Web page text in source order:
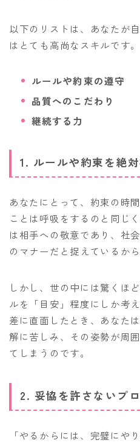
以下のリストは、あなたが
はとても高尚なスキルです。
ルールや約束の遵守
品質へのこだわり
継続する力
1. ルールや約束を絶
あなたにとって、約束の時
ことは呼吸をするのと同じ
は相手への敬意であり、社
のマナーだと捉えているから
しかし、世の中には驚くほ
ルを「目安」程度にしか考
差に直面したとき、あなた
解に苦しみ、その姿勢が周
てしまうのです。
2. 妥協を許さないプ
「やるからには、完璧にや